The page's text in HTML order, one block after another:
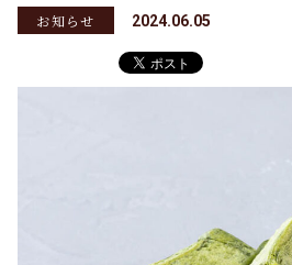
お知らせ 2024.06.05